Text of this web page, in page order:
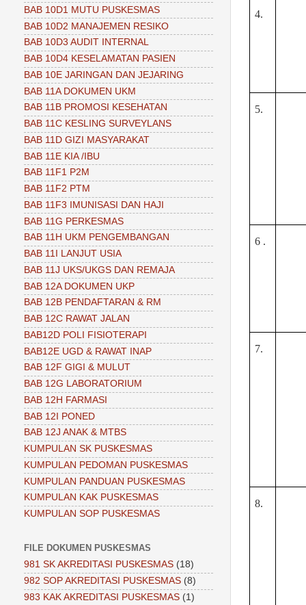
4.
5.
6 .
7.
8.
BAB 10D1 MUTU PUSKESMAS
BAB 10D2 MANAJEMEN RESIKO
BAB 10D3 AUDIT INTERNAL
BAB 10D4 KESELAMATAN PASIEN
BAB 10E JARINGAN DAN JEJARING
BAB 11A DOKUMEN UKM
BAB 11B PROMOSI KESEHATAN
BAB 11C KESLING SURVEYLANS
BAB 11D GIZI MASYARAKAT
BAB 11E KIA /IBU
BAB 11F1 P2M
BAB 11F2 PTM
BAB 11F3 IMUNISASI DAN HAJI
BAB 11G PERKESMAS
BAB 11H UKM PENGEMBANGAN
BAB 11I LANJUT USIA
BAB 11J UKS/UKGS DAN REMAJA
BAB 12A DOKUMEN UKP
BAB 12B PENDAFTARAN & RM
BAB 12C RAWAT JALAN
BAB12D POLI FISIOTERAPI
BAB12E UGD & RAWAT INAP
BAB 12F GIGI & MULUT
BAB 12G LABORATORIUM
BAB 12H FARMASI
BAB 12I PONED
BAB 12J ANAK & MTBS
KUMPULAN SK PUSKESMAS
KUMPULAN PEDOMAN PUSKESMAS
KUMPULAN PANDUAN PUSKESMAS
KUMPULAN KAK PUSKESMAS
KUMPULAN SOP PUSKESMAS
FILE DOKUMEN PUSKESMAS
981 SK AKREDITASI PUSKESMAS (18)
982 SOP AKREDITASI PUSKESMAS (8)
983 KAK AKREDITASI PUSKESMAS (1)